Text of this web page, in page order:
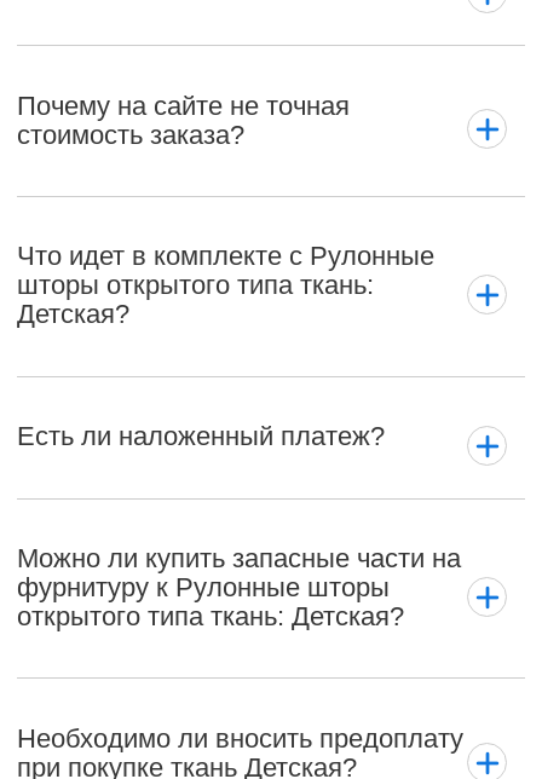
Почему на сайте не точная
стоимость заказа?
Что идет в комплекте с Рулонные
шторы открытого типа ткань:
Детская?
Есть ли наложенный платеж?
Можно ли купить запасные части на
фурнитуру к Рулонные шторы
открытого типа ткань: Детская?
Необходимо ли вносить предоплату
при покупке ткань Детская?